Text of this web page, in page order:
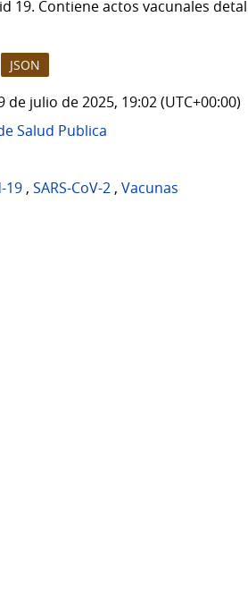
19. Contiene actos vacunales
JSON
de julio de 2025, 19:02 (UTC+00:00)
Salud Publica
19, SARS-CoV-2, Vacunas